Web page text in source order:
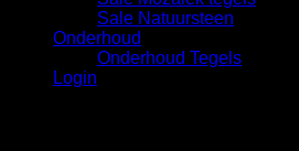
Sale Natuursteen
Onderhoud
Onderhoud Tegels
Login